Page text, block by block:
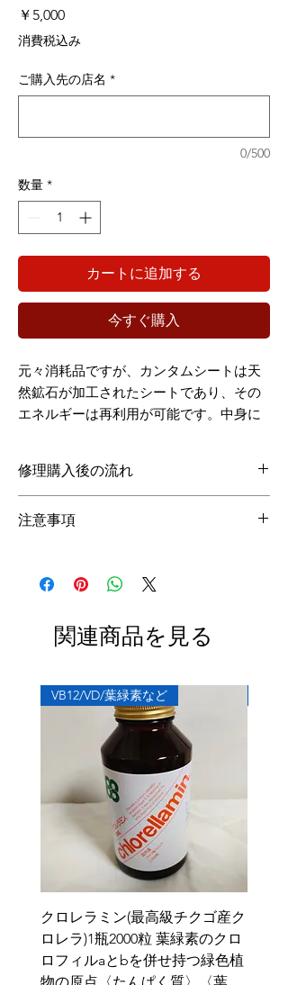
￥5,000価
格
消費税込み
ご購入先の店名 *
0/500
数量 *
カートに追加する
今すぐ購入
元々消耗品ですが、カンタムシートは天
然鉱石が加工されたシートであり、その
エネルギーは再利用が可能です。中身に
修理購入後の流れ
をLINE＠に送る
め、カリアーギフトでご対応させて頂けるの
＜カンタムシート商品の修理品ご郵送先＞
〒530-0001 大阪府大阪市北区梅田1丁目2-
2-200大阪駅前第2ビル2階1-1-1
株式会社カリアーギフト 宛
※ご郵送いただく配送料は別途ご負担くださ
い。
株式会社カリアーギフト
注意事項
ご購入されたものであれば、クーリングオフ
期間を過ぎた使用後の商品も修理いたしま
現在ショップに掲載されていない過去の商品
については入れ物などが変わる可能性があり
ように変わる可能性があります。
公式カリアーギフトショップ以外でご購入さ
れた商品に関しては、事前に２年以内に購入
されたことがわかる書類と商品写真をLINE
＠から画像でお送り頂き修理が可能かどうか
を購入前にご確認ください。送料はお客様負
担になります。
関連商品を見る
VB12/VD/葉緑素など
クロレラミン(最高級チクゴ産ク
ロレラ)1瓶2000粒 葉緑素のクロ
ロフィルaとbを併せ持つ緑色植
物の原点〈たんぱく質〉〈葉